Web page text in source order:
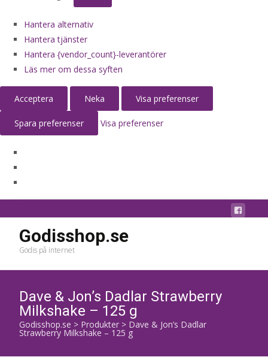
Hantera alternativ
Hantera tjänster
Hantera {vendor_count}-leverantörer
Läs mer om dessa syften
Acceptera Neka Visa preferenser
Spara preferenser Visa preferenser
Godisshop.se
Godis på internet
Dave & Jon’s Dadlar Strawberry
Milkshake – 125 g
Godisshop.se > Produkter > Dave & Jon’s Dadlar
Strawberry Milkshake – 125 g